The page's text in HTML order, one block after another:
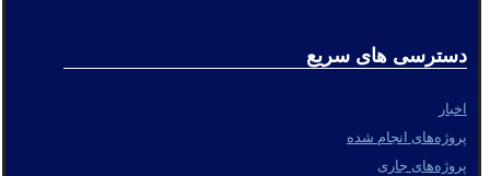
دسترسی های سریع
اخبار
پروژه‌های انجام شده
پروژه‌های جاری